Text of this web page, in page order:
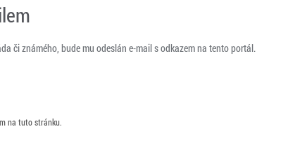
či známého, bude mu odeslán e-mail s odkazem na tento portál.
na tuto stránku.